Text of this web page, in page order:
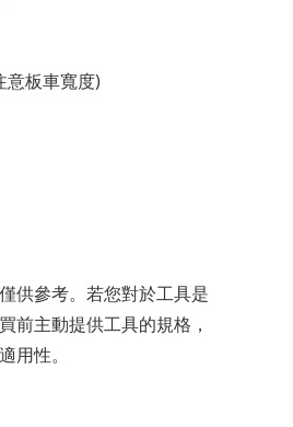
意板車寬度)
供參考。若您對於工具是
前主動提供工具的規格，
用性。